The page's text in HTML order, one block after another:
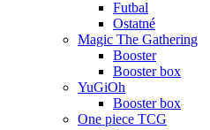
Futbal
Ostatné
Magic The Gathering
Booster
Booster box
YuGiOh
Booster box
One piece TCG